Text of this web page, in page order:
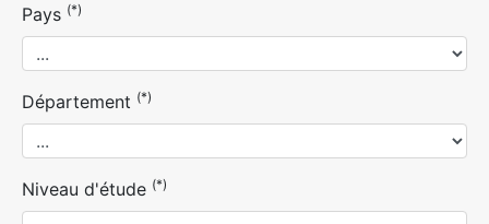
Pays (*)
Département (*)
Niveau d'étude (*)